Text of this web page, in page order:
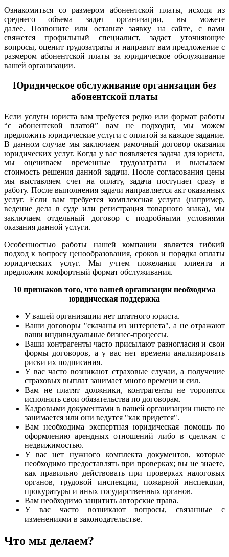
Ознакомиться со размером абонентской платы, исходя из
среднего объема задач организации, вы можете
далее. Позвоните или оставьте заявку на сайте, с вами
свяжется профильный специалист, задаст уточняющие
вопросы, оценит трудозатраты и направит вам предложение с
размером абонентской платы за юридическое обслуживание
вашей организации.
Юридическое обслуживание организации без
абонентской платы
Если услуги юриста вам требуется редко или формат работы
“с абонентской платой” вам не подходит, мы можем
предложить юридические услуги с оплатой за каждое задание.
В данном случае мы заключаем рамочный договор оказания
юридических услуг. Когда у вас появляется задача для юриста,
мы оцениваем временные трудозатраты и высылаем
стоимость решения данной задачи. После согласования цены
мы выставляем счет на оплату, задача поступает сразу в
работу. После выполнения задачи направляется акт оказанных
услуг. Если вам требуется комплексная услуга (например,
ведение дела в суде или регистрация товарного знака), мы
заключаем отдельный договор с подробными условиями
оказания данной услуги.
Особенностью работы нашей компании является гибкий
подход к вопросу ценообразования, сроков и порядка оплаты
юридических услуг. Мы учтем пожелания клиента и
предложим комфортный формат обслуживания.
10 признаков того, что вашей организации необходима
юридическая поддержка
У вашей организации нет штатного юриста.
Ваши договоры "скачаны из интернета", а не отражают
ваши индивидуальные бизнес-процессы.
Ваши контрагенты часто присылают разногласия и свои
формы договоров, а у вас нет времени анализировать
риски их подписания.
У вас часто возникают страховые случаи, а получение
страховых выплат занимает много времени и сил.
Вам не платят должники, контрагенты не торопятся
исполнять свои обязательства по договорам.
Кадровыми документами в вашей организации никто не
занимается или они ведутся "как придется".
Вам необходима экспертная юридическая помощь по
оформлению арендных отношений либо в сделкам с
недвижимостью.
У вас нет нужного комплекта документов, которые
необходимо предоставлять при проверках; вы не знаете,
как правильно действовать при проверках налоговых
органов, трудовой инспекции, пожарной инспекции,
прокуратуры и иных государственных органов.
Вам необходимо защитить авторские права.
У вас часто возникают вопросы, связанные с
изменениями в законодательстве.
Что мы делаем?